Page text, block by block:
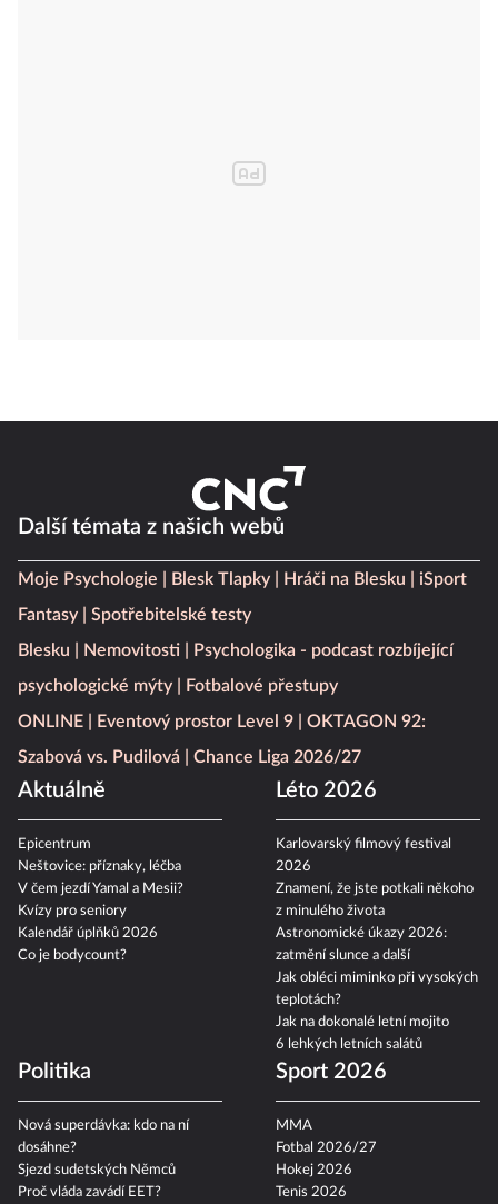
Další témata z našich webů
Moje Psychologie Blesk Tlapky Hráči na Blesku
iSport
Fantasy
Spotřebitelské testy
Blesku
Nemovitosti
Psychologika - podcast rozbíjející
psychologické mýty
Fotbalové přestupy
ONLINE
Eventový prostor Level 9
OKTAGON 92:
Szabová vs. Pudilová
Chance Liga 2026/27
Aktuálně
Epicentrum
Neštovice: příznaky, léčba
V čem jezdí Yamal a Mesii?
Kvízy pro seniory
Kalendář úplňků 2026
Co je bodycount?
Léto 2026
Karlovarský filmový festival
2026
Znamení, že jste potkali někoho
z minulého života
Astronomické úkazy 2026:
zatmění slunce a další
Jak obléci miminko při vysokých
teplotách?
Jak na dokonalé letní mojito
6 lehkých letních salátů
Politika
Nová superdávka: kdo na ní
dosáhne?
Sjezd sudetských Němců
Proč vláda zavádí EET?
Sport 2026
MMA
Fotbal 2026/27
Hokej 2026
Tenis 2026